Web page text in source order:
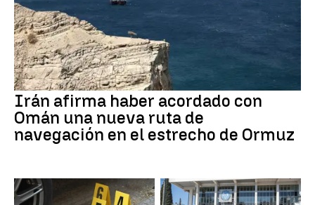
Irán afirma haber acordado con
Omán una nueva ruta de
navegación en el estrecho de Ormuz